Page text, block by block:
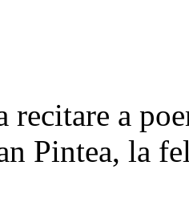
recitare a
Pintea, la